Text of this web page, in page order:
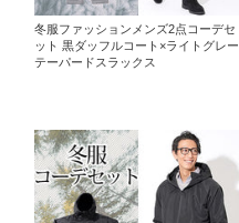
冬服ファッションメンズ2点コーデセ
ット 黒ダッフルコート×ライトグレー
テーパードスラックス